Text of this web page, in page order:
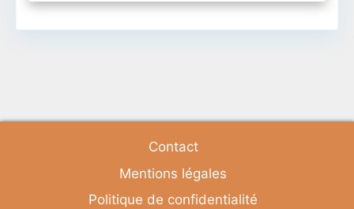
Contact
Mentions légales
Politique de confidentialité